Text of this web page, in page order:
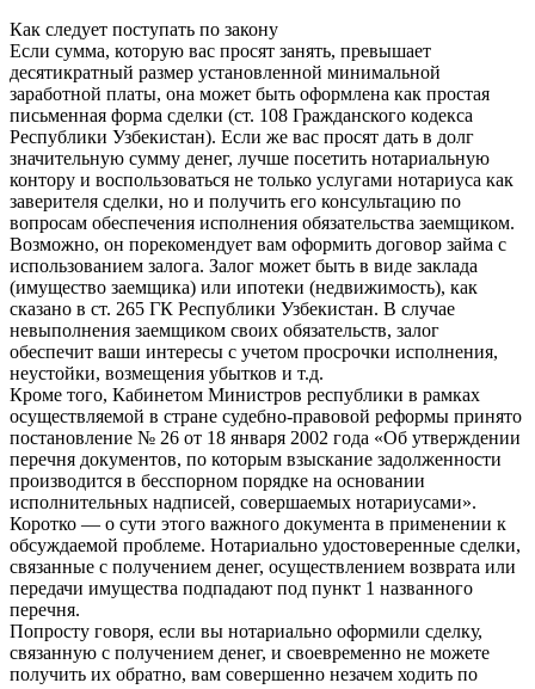
Как следует поступать по закону
Если сумма, которую вас просят занять, превышает
десятикратный размер установленной минимальной
заработной платы, она может быть оформлена как простая
письменная форма сделки (ст. 108 Гражданского кодекса
Республики Узбекистан). Если же вас просят дать в долг
значительную сумму денег, лучше посетить нотариальную
контору и воспользоваться не только услугами нотариуса как
заверителя сделки, но и получить его консультацию по
вопросам обеспечения исполнения обязательства заемщиком.
Возможно, он порекомендует вам оформить договор займа с
использованием залога. Залог может быть в виде заклада
(имущество заемщика) или ипотеки (недвижимость), как
сказано в ст. 265 ГК Республики Узбекистан. В случае
невыполнения заемщиком своих обязательств, залог
обеспечит ваши интересы с учетом просрочки исполнения,
неустойки, возмещения убытков и т.д.
Кроме того, Кабинетом Министров республики в рамках
осуществляемой в стране судебно-правовой реформы принято
постановление № 26 от 18 января 2002 года «Об утверждении
перечня документов, по которым взыскание задолженности
производится в бесспорном порядке на основании
исполнительных надписей, совершаемых нотариусами».
Коротко — о сути этого важного документа в применении к
обсуждаемой проблеме. Нотариально удостоверенные сделки,
связанные с получением денег, осуществлением возврата или
передачи имущества подпадают под пункт 1 названного
перечня.
Попросту говоря, если вы нотариально оформили сделку,
связанную с получением денег, и своевременно не можете
получить их обратно, вам совершенно незачем ходить по